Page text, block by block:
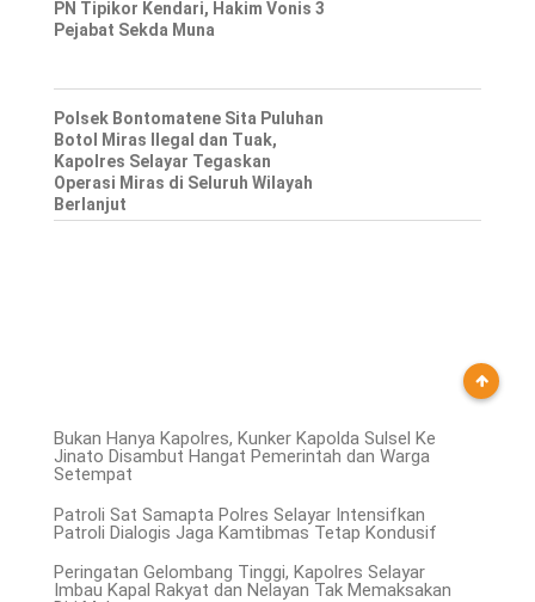
PN Tipikor Kendari, Hakim Vonis 3
Pejabat Sekda Muna
Polsek Bontomatene Sita Puluhan
Botol Miras Ilegal dan Tuak,
Kapolres Selayar Tegaskan
Operasi Miras di Seluruh Wilayah
Berlanjut
Bukan Hanya Kapolres, Kunker Kapolda Sulsel Ke
Jinato Disambut Hangat Pemerintah dan Warga
Setempat
Patroli Sat Samapta Polres Selayar Intensifkan
Patroli Dialogis Jaga Kamtibmas Tetap Kondusif
Peringatan Gelombang Tinggi, Kapolres Selayar
Imbau Kapal Rakyat dan Nelayan Tak Memaksakan